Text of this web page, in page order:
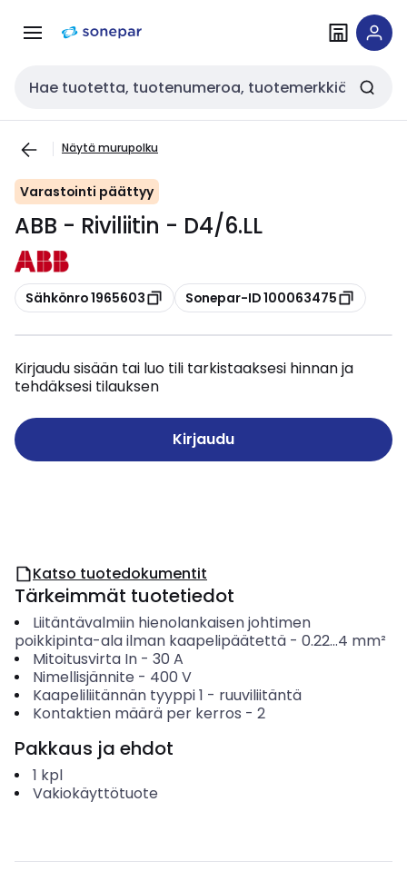
navigointiinsisältöön
Haku
Näytä murupolku
Varastointi päättyy
ABB - Riviliitin - D4/6.LL
Kopioi
Sähkönro 1965603 Kopioi
Sonepar-ID 100063475
Kirjaudu sisään tai luo tili tarkistaaksesi hinnan ja
tehdäksesi tilauksen
Kirjaudu
Katso tuotedokumentit
Tärkeimmät tuotetiedot
Liitäntävalmiin hienolankaisen johtimen
poikkipinta-ala ilman kaapelipäätettä - 0.22...4 mm²
Mitoitusvirta In- 30 A
Nimellisjännite - 400 V
Kaapeliliitännän tyyppi 1 - ruuviliitäntä
Kontaktien määrä per kerros - 2
Pakkaus ja ehdot
1 kpl
Vakiokäyttötuote